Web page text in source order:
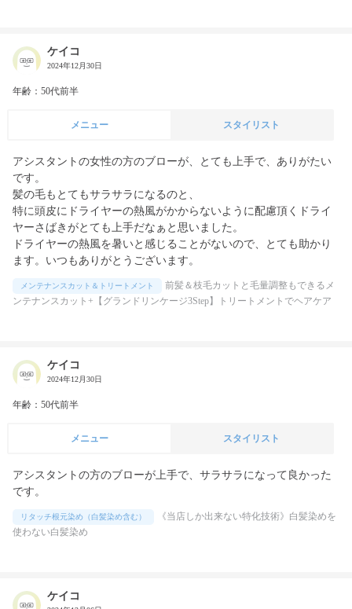
ケイコ
2024年12月30日
年齢：50代前半
メニュー スタイリスト
アシスタントの女性の方のブローが、とても上手で、ありがたい
です。
髪の毛もとてもサラサラになるのと、
特に頭皮にドライヤーの熱風がかからないように配慮頂くドライ
ヤーさばきがとても上手だなぁと思いました。
ドライヤーの熱風を暑いと感じることがないので、とても助かり
ます。いつもありがとうございます。
メンテナンスカット＆トリートメント
前髪＆枝毛カットと毛量調整もできるメ
ンテナンスカット+【グランドリンケージ3Step】トリートメントでヘアケア
ケイコ
2024年12月30日
年齢：50代前半
メニュー スタイリスト
アシスタントの方のブローが上手で、サラサラになって良かった
です。
リタッチ根元染め（白髪染め含む）
《当店しか出来ない特化技術》白髪染めを
使わない白髪染め
ケイコ